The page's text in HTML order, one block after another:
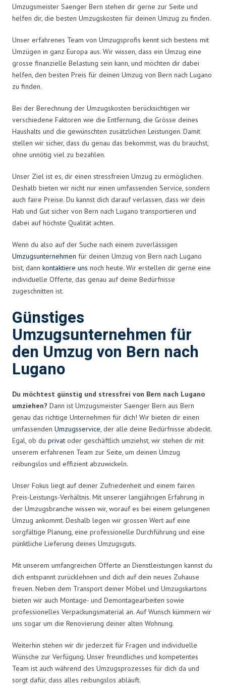
Umzugsmeister Saenger Bern stehen dir gerne zur Seite und
helfen dir, die besten Umzugskosten für deinen Umzug zu finden.
Unser erfahrenes Team von Umzugsprofis kennt sich bestens mit
Umzügen in ganz Europa aus. Wir wissen, dass ein Umzug eine
grosse finanzielle Belastung sein kann, und möchten dir dabei
helfen, den besten Preis für deinen Umzug von Bern nach Lugano
zu finden.
Bei der Berechnung der Umzugskosten berücksichtigen wir
verschiedene Faktoren wie die Entfernung, die Grösse deines
Haushalts und die gewünschten zusätzlichen Leistungen. Damit
stellen wir sicher, dass du genau das bekommst, was du brauchst,
ohne unnötig viel zu bezahlen.
Unser Ziel ist es, dir einen stressfreien Umzug zu ermöglichen.
Deshalb bieten wir nicht nur einen umfassenden Service, sondern
auch faire Preise. Du kannst dich darauf verlassen, dass wir dein
Hab und Gut sicher von Bern nach Lugano transportieren und
dabei auf höchste Qualität achten.
Wenn du also auf der Suche nach einem zuverlässigen
Umzugsunternehmen für deinen Umzug von Bern nach Lugano
bist, dann kontaktiere uns noch heute. Wir erstellen dir gerne eine
individuelle Offerte, das genau auf deine Bedürfnisse
zugeschnitten ist.
Günstiges
Umzugsunternehmen für
den Umzug von Bern nach
Lugano
Du möchtest günstig und stressfrei von Bern nach Lugano
umziehen? Dann ist Umzugsmeister Saenger Bern aus Bern
genau das richtige Unternehmen für dich! Wir bieten dir einen
umfassenden Umzugsservice, der alle deine Bedürfnisse abdeckt.
Egal, ob du privat oder geschäftlich umziehst, wir stehen dir mit
unserem erfahrenen Team zur Seite, um deinen Umzug
reibungslos und effizient abzuwickeln.
Unser Fokus liegt auf deiner Zufriedenheit und einem fairen
Preis-Leistungs-Verhältnis. Mit unserer langjährigen Erfahrung in
der Umzugsbranche wissen wir, worauf es bei einem gelungenen
Umzug ankommt. Deshalb legen wir grossen Wert auf eine
sorgfältige Planung, eine professionelle Durchführung und eine
pünktliche Lieferung deines Umzugsguts.
Mit unserem umfangreichen Offerte an Dienstleistungen kannst du
dich entspannt zurücklehnen und dich auf dein neues Zuhause
freuen. Neben dem Transport deiner Möbel und Umzugskartons
bieten wir auch Montage- und Demontagearbeiten sowie
professionelles Verpackungsmaterial an. Auf Wunsch kümmern wir
uns sogar um die Renovierung deiner alten Wohnung.
Weiterhin stehen wir dir jederzeit für Fragen und individuelle
Wünsche zur Verfügung. Unser freundliches und kompetentes
Team ist auch während des Umzugsprozesses für dich da und
sorgt dafür, dass alles reibungslos abläuft.